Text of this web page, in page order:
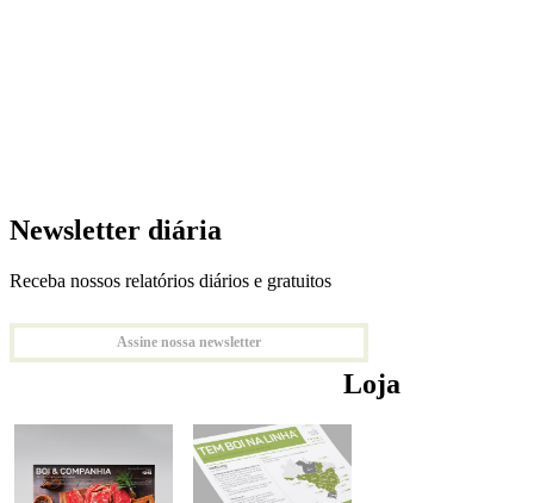
Newsletter diária
Receba nossos relatórios diários e gratuitos
Assine nossa newsletter
Loja